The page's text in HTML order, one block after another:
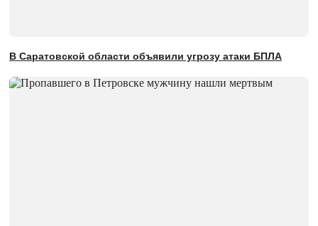
В Саратовской области объявили угрозу атаки БПЛА